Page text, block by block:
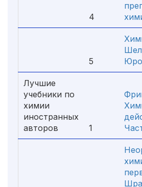
4
5
Лучшие
учебники по
химии
иностранных
авторов
1